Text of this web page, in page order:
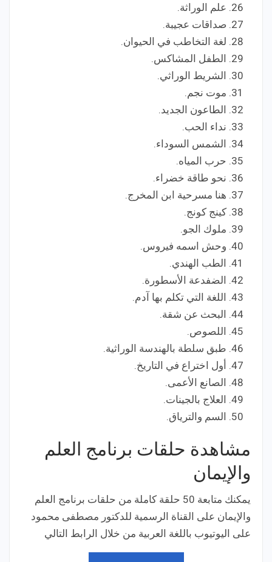
علم الوراثة.
صداقات عجيبة.
لغة التخاطب في الحيوان.
الطفل المشاكس.
الشريط الوراثي.
موت نجم.
الطاعون الجديد.
نداء الحب.
الشمس السوداء.
حرب المياه.
نحو طاقة خضراء.
هنا مسرحية ابن المخرج.
كينج كونج.
ملوك الجو.
وحش اسمه فيروس.
الطب الهندي.
الضفدعة الأسطورة.
اللغة التي تكلم بها آدم.
البحث عن شقة.
اللصوص.
طبق سلطة بالهندسة الوراثية.
أول اختراع في التاريخ.
الصانع الأعمى.
العلاج بالجينات.
السم والترياق.
مشاهدة حلقات برنامج العلم
والإيمان
يمكنك متابعة 50 حلقة كاملة من حلقات برنامج العلم
والإيمان على القناة الرسمية للدكتور مصطفى محمود
على اليوتيوب باللغة العربية من خلال الرابط التالي